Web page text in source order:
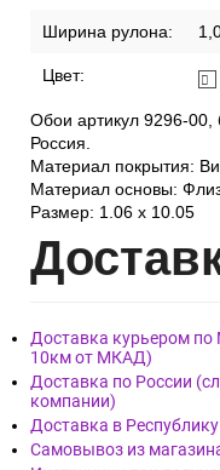
Ширина рулона:
Цвет:
Обои артикул 9296-00,
Россия.
Материал покрытия:
Материал основы:
Размер: 1.06 x 10.05
Дост
Доставка курьером по
10км от МКАД)
Доставка по России
компании)
Доставка в
Самовывоз из